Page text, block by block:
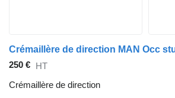
250 € HT
Crémaillère de direction